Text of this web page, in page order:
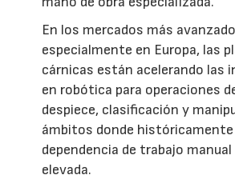
En los mercados más
especialmente en Europa, las
cárnicas están acelerando las
en robótica para operaciones
despiece, clasificación y
ámbitos donde históricamente
dependencia de trabajo
elevada.